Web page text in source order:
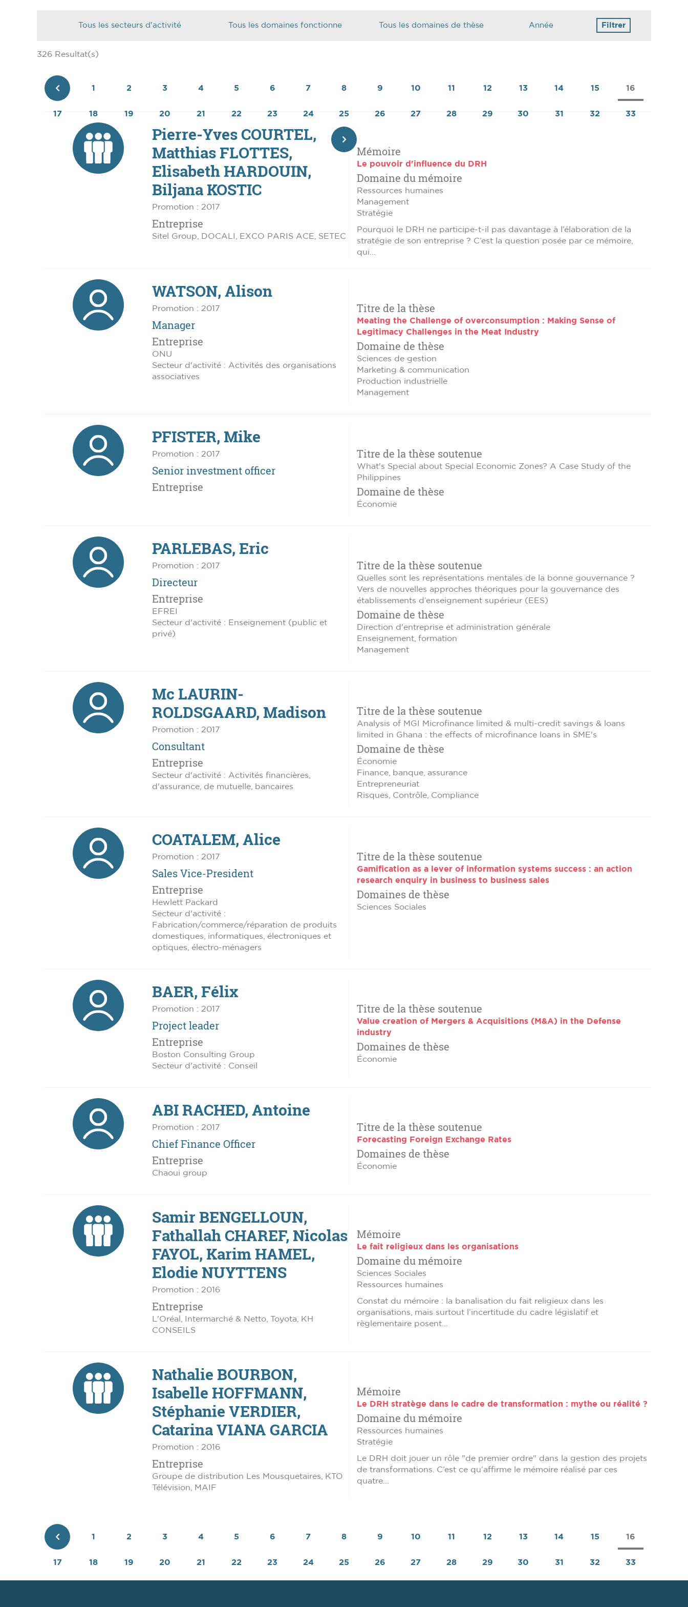
326 Resultat(s)
Page
précédente
1 2 3 4 5 6 7 8 9 10 11 12 13 14 15 16
17 18 19 20 21 22 23 24 25 26 27 28 29 30 31 32 33
Page
suivante
Pierre-Yves COURTEL,
Matthias FLOTTES,
Elisabeth HARDOUIN,
Biljana KOSTIC
Promotion : 2017
Entreprise
Sitel Group, DOCALI, EXCO PARIS ACE, SETEC
Mémoire
Le pouvoir d'influence du DRH
Domaine du mémoire
Ressources humaines
Management
Stratégie
Pourquoi le DRH ne participe-t-il pas davantage à l’élaboration de la
stratégie de son entreprise ? C’est la question posée par ce mémoire,
qui...
WATSON, Alison
Promotion : 2017
Manager
Entreprise
ONU
Secteur d'activité : Activités des organisations
associatives
Titre de la thèse
Meating the Challenge of overconsumption : Making Sense of
Legitimacy Challenges in the Meat Industry
Domaine de thèse
Sciences de gestion
Marketing & communication
Production industrielle
Management
PFISTER, Mike
Promotion : 2017
Senior investment officer
Entreprise
Titre de la thèse soutenue
What's Special about Special Economic Zones? A Case Study of the
Philippines
Domaine de thèse
Économie
PARLEBAS, Eric
Promotion : 2017
Directeur
Entreprise
EFREI
Secteur d'activité : Enseignement (public et
privé)
Titre de la thèse soutenue
Quelles sont les représentations mentales de la bonne gouvernance ?
Vers de nouvelles approches théoriques pour la gouvernance des
établissements d’enseignement supérieur (EES)
Domaine de thèse
Direction d'entreprise et administration générale
Enseignement, formation
Management
Mc LAURIN-
ROLDSGAARD, Madison
Promotion : 2017
Consultant
Entreprise
Secteur d'activité : Activités financières,
d'assurance, de mutuelle, bancaires
Titre de la thèse soutenue
Analysis of MGI Microfinance limited & multi-credit savings & loans
limited in Ghana : the effects of microfinance loans in SME's
Domaine de thèse
Économie
Finance, banque, assurance
Entrepreneuriat
Risques, Contrôle, Compliance
COATALEM, Alice
Promotion : 2017
Sales Vice-President
Entreprise
Hewlett Packard
Secteur d'activité :
Fabrication/commerce/réparation de produits
domestiques, informatiques, électroniques et
optiques, électro-ménagers
Titre de la thèse soutenue
Gamification as a lever of information systems success : an action
research enquiry in business to business sales
Domaines de thèse
Sciences Sociales
BAER, Félix
Promotion : 2017
Project leader
Entreprise
Boston Consulting Group
Secteur d'activité : Conseil
Titre de la thèse soutenue
Value creation of Mergers & Acquisitions (M&A) in the Defense
industry
Domaines de thèse
Économie
ABI RACHED, Antoine
Promotion : 2017
Chief Finance Officer
Entreprise
Chaoui group
Titre de la thèse soutenue
Forecasting Foreign Exchange Rates
Domaines de thèse
Économie
Samir BENGELLOUN,
Fathallah CHAREF, Nicolas
FAYOL, Karim HAMEL,
Elodie NUYTTENS
Promotion : 2016
Entreprise
L'Oréal, Intermarché & Netto, Toyota, KH
CONSEILS
Mémoire
Le fait religieux dans les organisations
Domaine du mémoire
Sciences Sociales
Ressources humaines
Constat du mémoire : la banalisation du fait religieux dans les
organisations, mais surtout l’incertitude du cadre législatif et
règlementaire posent...
Nathalie BOURBON,
Isabelle HOFFMANN,
Stéphanie VERDIER,
Catarina VIANA GARCIA
Promotion : 2016
Entreprise
Groupe de distribution Les Mousquetaires, KTO
Télévision, MAIF
Mémoire
Le DRH stratège dans le cadre de transformation : mythe ou réalité ?
Domaine du mémoire
Ressources humaines
Stratégie
Le DRH doit jouer un rôle "de premier ordre" dans la gestion des projets
de transformations. C’est ce qu’affirme le mémoire réalisé par ces
quatre...
Page
1 2 3 4 5 6 7 8 9 10 11 12 13 14 15 16
17 18 19 20 21 22 23 24 25 26 27 28 29 30 31 32 33